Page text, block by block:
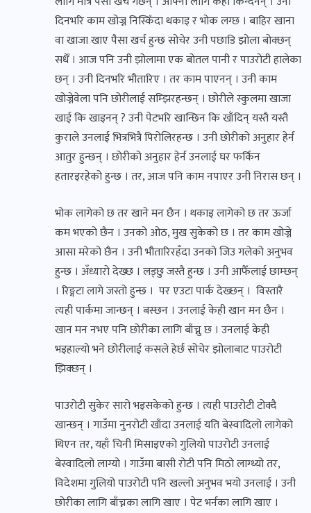
दिनभरि काम खोज्न निस्किँदा थकाइ र भोक लग्छ । बाहिर खाना
वा खाजा खाए पैसा खर्च हुन्छ सोचेर उनी पछाडि झोला बोक्छन्
सधैँ । आज पनि उनी झोलामा एक बोतल पानी र पाउरोटी हालेका
छन् । उनी दिनभरि भौतारिए । तर काम पाएनन् । उनी काम
खोज्नेवेला पनि छोरीलाई सम्झिरहन्छन् । छोरीले स्कुलमा खाजा
खाई कि खाइनन् ? उनी पेटभरि खान्छिन कि खाँदिन् यस्तै यस्तै
कुराले उनलाई भित्रभित्रै पिरोलिरहन्छ । उनी छोरीको अनुहार हेर्न
आतुर हुन्छन् । छोरीको अनुहार हेर्न उनलाई घर फर्किन
हतारइरहेको हुन्छ । तर, आज पनि काम नपाएर उनी निरास छन् ।
भोक लागेको छ तर खाने मन छैन । थकाइ लागेको छ तर ऊर्जा
कम भएको छैन । उनको ओठ, मुख सुकेको छ । तर काम खोज्ने
आसा मरेको छैन । उनी भौतारिरहँदा उनको जिउ गलेको अनुभव
हुन्छ । अँध्यारो देख्छ । लड्छु जस्तै हुन्छ । उनी आफैँलाई छाम्छन्
। रिङ्गटा लागे जस्तो हुन्छ । पर एउटा पार्क देख्छन् । विस्तारै
त्यही पार्कमा जान्छन् । बस्छन । उनलाई केही खान मन छैन ।
खान मन नभए पनि छोरीका लागि बाँच्नु छ । उनलाई केही
भइहाल्यो भने छोरीलाई कसले हेर्छ सोचेर झोलाबाट पाउरोटी
झिक्छन् ।
पाउरोटी सुकेर सारो भइसकेको हुन्छ । त्यही पाउरोटी टोक्दै
खान्छन् । गाउँमा नुनरोटी खाँदा उनलाई यति बेस्वादिलो लागेको
थिएन तर, यहाँ चिनी मिसाइएको गुलियो पाउरोटी उनलाई
बेस्वादिलो लाग्यो । गाउँमा बासी रोटी पनि मिठो लाग्थ्यो तर,
विदेशमा गुलियो पाउरोटी पनि खल्लो अनुभव भयो उनलाई । उनी
छोरीका लागि बाँच्नका लागि खाए । पेट भर्नका लागि खाए ।